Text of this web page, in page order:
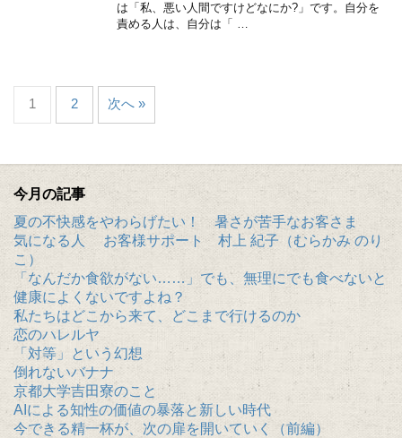
は「私、悪い人間ですけどなにか?」です。自分を
責める人は、自分は「 …
1 2 次へ »
今月の記事
夏の不快感をやわらげたい！ 暑さが苦手なお客さま
気になる人 お客様サポート 村上 紀子（むらかみ のり
こ）
「なんだか食欲がない……」でも、無理にでも食べないと
健康によくないですよね？
私たちはどこから来て、どこまで行けるのか
恋のハレルヤ
「対等」という幻想
倒れないバナナ
京都大学吉田寮のこと
AIによる知性の価値の暴落と新しい時代
今できる精一杯が、次の扉を開いていく（前編）